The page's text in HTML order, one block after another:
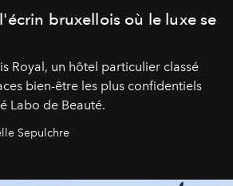
bruxellois où le luxe se
Royal, un hôtel particulier classé
bien-être les plus confidentiels
Labo de Beauté.
Sepulchre